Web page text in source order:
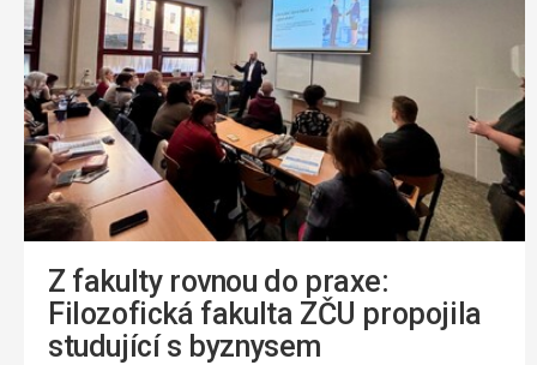
Z fakulty rovnou do praxe:
Filozofická fakulta ZČU propojila
studující s byznysem